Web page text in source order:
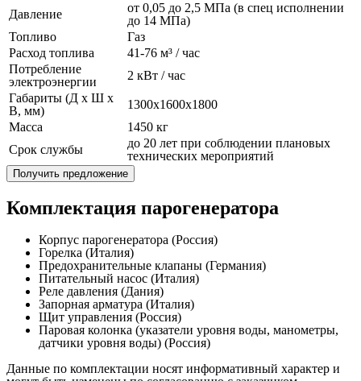
Давление
от 0,05 до 2,5 МПа (в спец исполнении
до 14 МПа)
Топливо
Газ
Расход топлива
41-76 м³ / час
Потребление
электроэнергии
2 кВт / час
Габариты (Д x Ш x
В, мм)
1300x1600x1800
Масса
1450 кг
Срок службы
до 20 лет при соблюдении плановых
технических мероприятий
Получить предложение
Комплектация парогенератора
Корпус парогенератора (Россия)
Горелка (Италия)
Предохранительные клапаны (Германия)
Питательный насос (Италия)
Реле давления (Дания)
Запорная арматура (Италия)
Щит управления (Россия)
Паровая колонка (указатели уровня воды, манометры,
датчики уровня воды) (Россия)
Данные по комплектации носят информативный характер и